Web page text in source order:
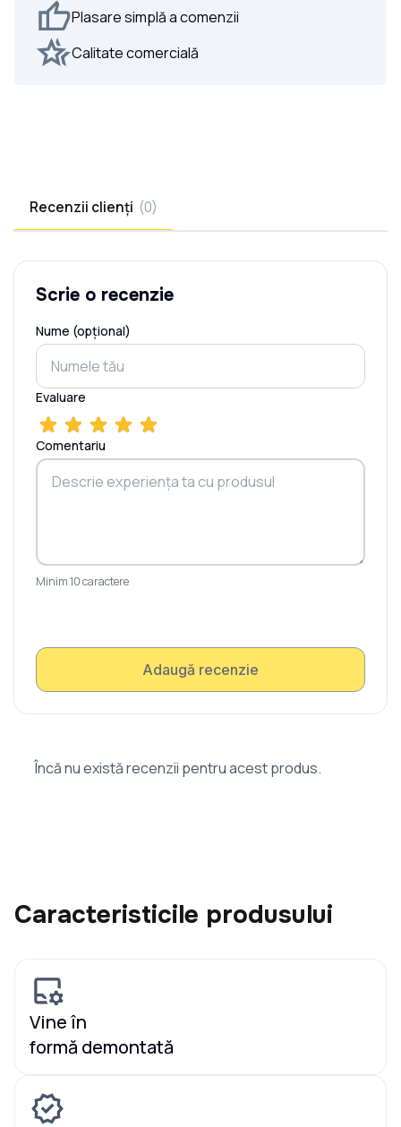
Plasare simplă a comenzii
Calitate comercială
Recenzii clienți (0)
Scrie o recenzie
Nume (opțional)
Evaluare
Comentariu
Minim 10 caractere
Adaugă recenzie
Încă nu există recenzii pentru acest produs.
Caracteristicile produsului
Vine în
formă demontată